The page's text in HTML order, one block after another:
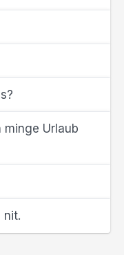
Urlaub
nit.